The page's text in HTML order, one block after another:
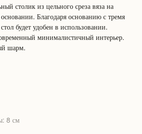
столик из цельного среза вяза на
Благодаря основанию с тремя
будет удобен в использовании.
минималистичный интерьер.
шарм.
8 см